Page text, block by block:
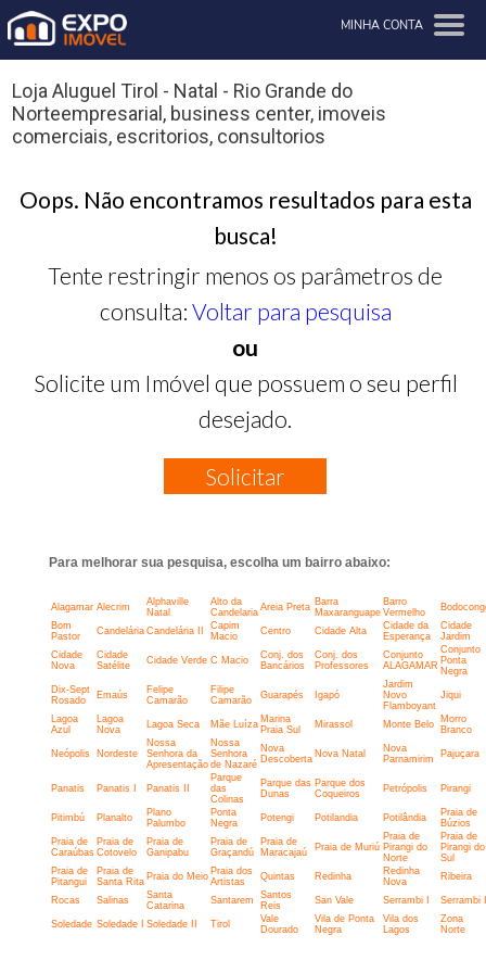
MINHA CONTA
Loja Aluguel Tirol - Natal - Rio Grande do
Norteempresarial, business center, imoveis
comerciais, escritorios, consultorios
Oops. Não encontramos resultados para esta
busca!
Tente restringir menos os parâmetros de
consulta: Voltar para pesquisa
ou
Solicite um Imóvel que possuem o seu perfil
desejado.
Solicitar
Para melhorar sua pesquisa, escolha um bairro abaixo:
Alagamar Alecrim
Alphaville
Natal
Alto da
Candelaria Areia Preta Barra
Maxaranguape
Barro
Vermelho
Bom
Pastor
Candelária Candelária II
Capim
Macio
Centro Cidade Alta
Cidade da
Esperança
Cidade
Jardim
Cidade
Nova
Cidade
Satélite
Cidade Verde C Macio
Conj. dos
Bancários
Conj. dos
Professores
Conjunto
ALAGAMAR
Conjunto
Ponta
Negra
Dix-Sept
Rosado
Emaús
Felipe
Camarão
Filipe
Camarão
Guarapés Igapó
Jardim
Novo
Flamboyant
Jiqui
Lagoa
Azul
Lagoa
Nova
Lagoa Seca Mãe Luíza Marina
Praia Sul
Mirassol Monte Belo
Morro
Branco
Neópolis Nordeste
Nossa
Senhora da
Apresentação
Nossa
Senhora
de Nazaré
Nova
Descoberta Nova Natal
Nova
Parnamirim
Pajuçara
Panatis Panatis I Panatis II
Parque
das
Colinas
Parque das
Dunas
Parque dos
Coqueiros
Petrópolis Pirangi
Pitimbú Planalto
Plano
Palumbo
Ponta
Negra
Potengi Potilandia Potilândia
Praia de
Búzios
Praia de
Caraúbas
Praia de
Cotovelo
Praia de
Ganipabu
Praia de
Graçandú
Praia de
Maracajaú
Praia de Muriú
Praia de
Pirangi do
Norte
Praia de
Pirangi do
Sul
Praia de
Pitangui
Praia de
Santa Rita Praia do Meio Praia dos
Artistas
Quintas Redinha
Redinha
Nova
Ribeira
Rocas Salinas
Santa
Catarina
Santarem
Santos
Reis
San Vale Serrambi I Serrambi
Soledade Soledade I Soledade II Tirol
Vale
Dourado
Vila de Ponta
Negra
Vila dos
Lagos
Zona
Norte